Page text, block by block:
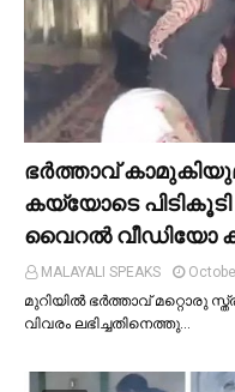
ഭര്‍ത്താവ്
കയ്യോടെ പിടികൂടി
വൈറൽ വീഡിയോ
MALAYALI SPEAKS
മുറിയില്‍ ഭർത്താവ് മറ്റൊരു
വിവരം ലഭിച്ചതിനെത്തു…